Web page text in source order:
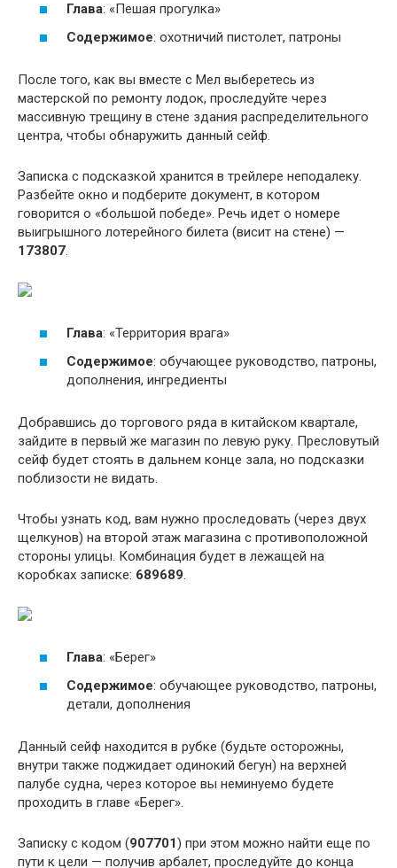
Глава: «Пешая прогулка»
Содержимое: охотничий пистолет, патроны
После того, как вы вместе с Мел выберетесь из
мастерской по ремонту лодок, проследуйте через
массивную трещину в стене здания распределительного
центра, чтобы обнаружить данный сейф.
Записка с подсказкой хранится в трейлере неподалеку.
Разбейте окно и подберите документ, в котором
говорится о «большой победе». Речь идет о номере
выигрышного лотерейного билета (висит на стене) —
173807
Глава: «Территория врага»
Содержимое: обучающее руководство, патроны,
дополнения, ингредиенты
Добравшись до торгового ряда в китайском квартале,
зайдите в первый же магазин по левую руку. Пресловутый
сейф будет стоять в дальнем конце зала, но подсказки
поблизости не видать.
Чтобы узнать код, вам нужно проследовать (через двух
щелкунов) на второй этаж магазина с противоположной
стороны улицы. Комбинация будет в лежащей на
коробках записке: 689689
Глава: «Берег»
Содержимое: обучающее руководство, патроны,
детали, дополнения
Данный сейф находится в рубке (будьте осторожны,
внутри также поджидает одинокий бегун) на верхней
палубе судна, через которое вы неминуемо будете
проходить в главе «Берег».
Записку с кодом (907701) при этом можно найти еще по
пути к цели — получив арбалет, проследуйте до конца